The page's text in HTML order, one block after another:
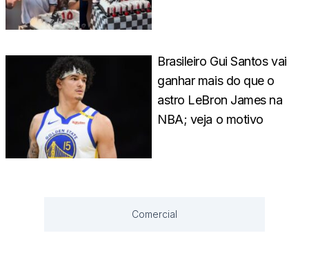
Brasileiro Gui Santos vai
ganhar mais do que o
astro LeBron James na
NBA; veja o motivo
Comercial